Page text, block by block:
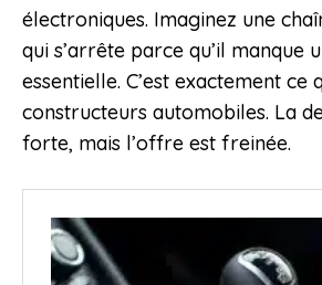
électroniques. Imaginez une
qui s’arrête parce qu’il manque
essentielle. C’est exactement ce
constructeurs automobiles. La
forte, mais l’offre est freinée.